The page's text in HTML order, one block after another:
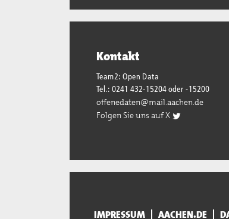
Kontakt
Team2: Open Data
Tel.: 0241 432-15204 oder -15200
offenedaten@mail.aachen.de
Folgen Sie uns auf X
IMPRESSUM AACHEN.DE